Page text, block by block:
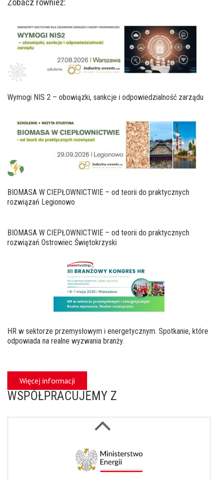
Zobacz również:
Wymogi NIS 2 – obowiązki, sankcje i odpowiedzialność zarządu
BIOMASA W CIEPŁOWNICTWIE – od teorii do praktycznych
rozwiązań Legionowo
BIOMASA W CIEPŁOWNICTWIE – od teorii do praktycznych
rozwiązań Ostrowiec Świętokrzyski
HR w sektorze przemysłowym i energetycznym. Spotkanie, które
odpowiada na realne wyzwania branży.
Więcej informacji
WSPÓŁPRACUJEMY Z